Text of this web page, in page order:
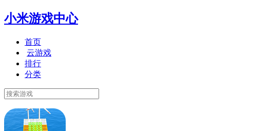
小米游戏中心
首页
云游戏
排行
分类